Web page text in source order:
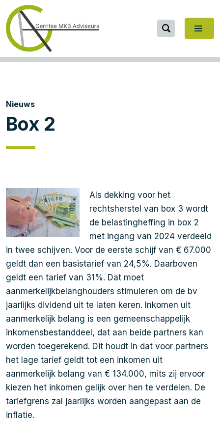
Nieuws
Box 2
Als dekking voor het
rechtsherstel van box 3 wordt
de belastingheffing in box 2
met ingang van 2024 verdeeld
in twee schijven. Voor de eerste schijf van € 67.000
geldt dan een basistarief van 24,5%. Daarboven
geldt een tarief van 31%. Dat moet
aanmerkelijkbelanghouders stimuleren om de bv
jaarlijks dividend uit te laten keren. Inkomen uit
aanmerkelijk belang is een gemeenschappelijk
inkomensbestanddeel, dat aan beide partners kan
worden toegerekend. Dit houdt in dat voor partners
het lage tarief geldt tot een inkomen uit
aanmerkelijk belang van € 134.000, mits zij ervoor
kiezen het inkomen gelijk over hen te verdelen. De
tariefgrens zal jaarlijks worden aangepast aan de
inflatie.